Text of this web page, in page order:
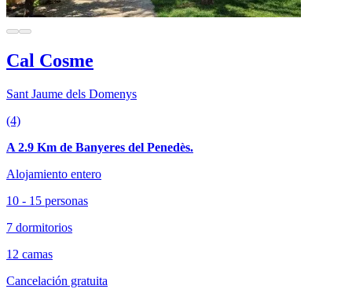
Cal Cosme
Sant Jaume dels Domenys
(4)
A 2.9 Km de Banyeres del Penedès.
Alojamiento entero
10 - 15 personas
7 dormitorios
12 camas
Cancelación gratuita